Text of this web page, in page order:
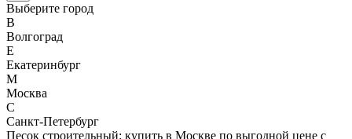
Выберите город
В
Волгоград
Е
Екатеринбург
М
Москва
С
Санкт-Петербург
Песок строительный: купить в Москве по выгодной цене с